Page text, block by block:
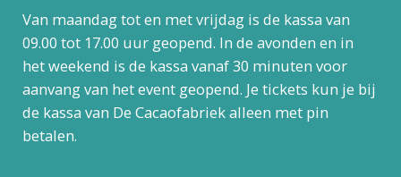
Van maandag tot en met vrijdag is de kassa van
09.00 tot 17.00 uur geopend. In de avonden en in
het weekend is de kassa vanaf 30 minuten voor
aanvang van het event geopend. Je tickets kun je bij
de kassa van De Cacaofabriek alleen met pin
betalen.